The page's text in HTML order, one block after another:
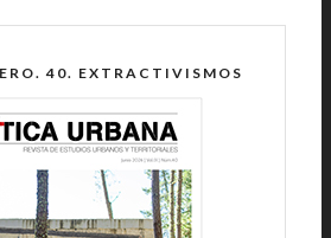
40. EXTRACTIVISMOS